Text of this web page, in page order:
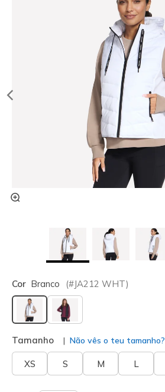
Cor Branco (#JA212 WHT)
selecionado
Tamanho Não vês o teu tamanho?
XS S M L